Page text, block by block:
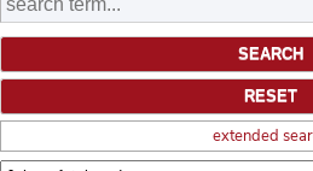
extended